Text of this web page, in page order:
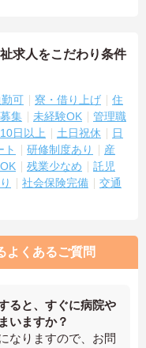
求人をこだわり条件
可 寮・借り上げ
住
集 未経験OK
管理職
日以上 土日祝休
日
ト 研修制度あり
産
残業少なめ
託児
社会保険完備
交通
よくあるご質問
ると、すぐに病院や
いますか？
なりますので、お問